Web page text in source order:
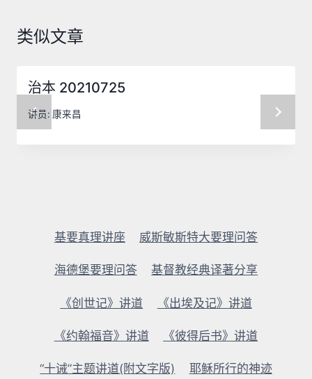
类似文章
治本 20210725
讲员: 康来昌
基要真理讲座 威斯敏斯特大要理问答
海德堡要理问答 基督教经典译著分享
《创世记》讲道 《出埃及记》讲道
《约翰福音》讲道 《彼得后书》讲道
“十诫”主题讲道(附文字版) 耶稣所行的神迹